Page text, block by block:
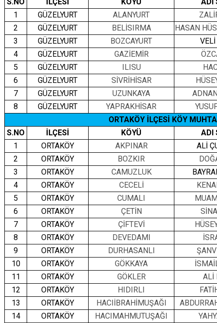
1
GÜZELYURT ALANYURT
2
GÜZELYURT BELİSIRMA
HASAN
3
GÜZELYURT BOZCAYURT
4
GÜZELYURT GAZİEMİR
5
GÜZELYURT ILISU
6
GÜZELYURT SİVRİHİSAR
7
GÜZELYURT UZUNKAYA
8
GÜZELYURT YAPRAKHİSAR
ORTAKÖY İLÇESİ KÖY
S.NO
İLÇESİ KÖYÜ
ADI
1
ORTAKÖY AKPINAR
ALİ
2
ORTAKÖY BOZKIR
3
ORTAKÖY CAMUZLUK
4
ORTAKÖY CECELİ
5
ORTAKÖY CUMALI
6
ORTAKÖY ÇETİN
7
ORTAKÖY ÇİFTEVİ
8
ORTAKÖY DEVEDAMI
9
ORTAKÖY DURHASANLI
10
ORTAKÖY GÖKKAYA
11
ORTAKÖY GÖKLER
ALİ
12
ORTAKÖY HIDIRLI
13
ORTAKÖY HACIİBRAHİMUŞAĞI
14
ORTAKÖY HACIMAHMUTUŞAĞI